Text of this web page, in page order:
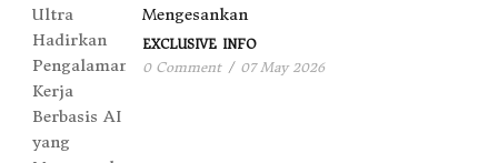
Mengesankan
EXCLUSIVE INFO
0 Comment / 07 May 2026